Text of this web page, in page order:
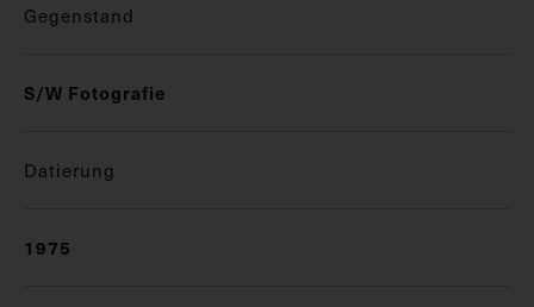
Gegenstand
S/W Fotografie
Datierung
1975